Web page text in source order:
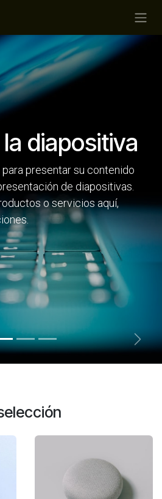
diapositiva
presentar su contenido
de diapositivas.
o servicios aquí,